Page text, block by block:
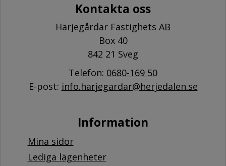
Kontakta oss
Härjegårdar Fastighets AB
Box 40
842 21 Sveg
Telefon: 0680-169 50
E-post: info.harjegardar@herjedalen.se
Information
Mina sidor
Lediga lägenheter